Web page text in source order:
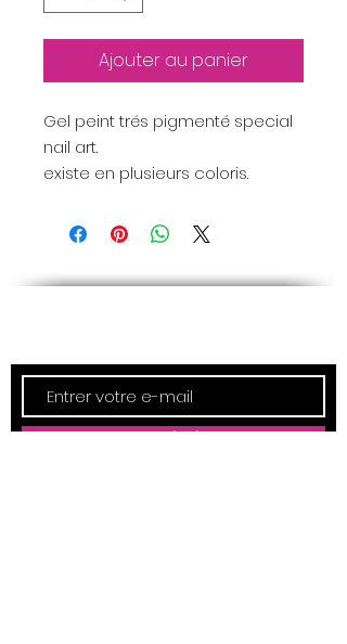
Ajouter au panier
Gel peint trés pigmenté special
nail art.
existe en plusieurs coloris.
Inscription